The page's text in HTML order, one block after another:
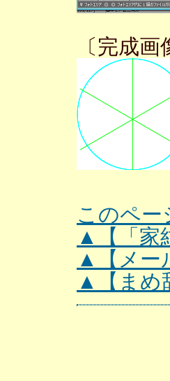
〔完成画
このペ
▲【「家
▲【メー
▲【まめ